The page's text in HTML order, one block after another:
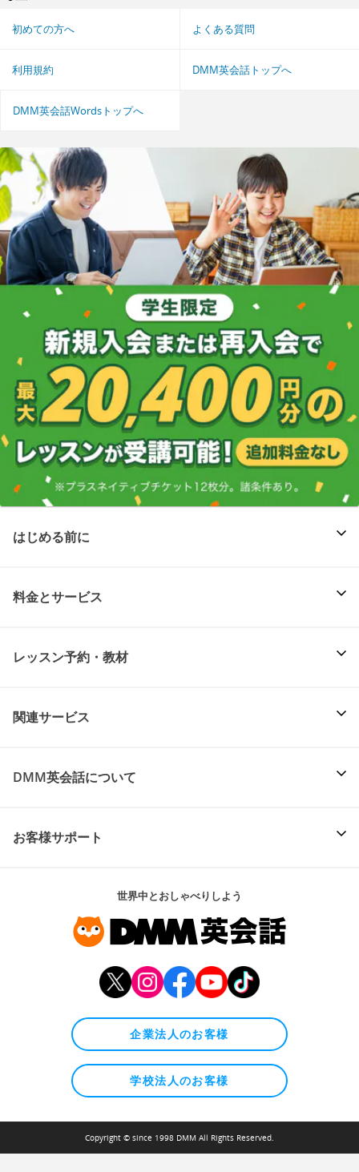
初めての方へ よくある質問
利用規約 DMM英会話トップへ
DMM英会話Wordsトップへ
はじめる前に
料金とサービス
レッスン予約・教材
関連サービス
DMM英会話について
お客様サポート
世界中とおしゃべりしよう
企業法人のお客様
学校法人のお客様
Copyright © since 1998 DMM All Rights Reserved.